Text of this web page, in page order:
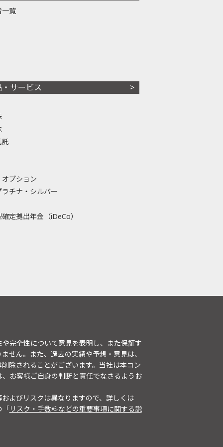
一覧
・サービス
託
プション
ラチナ・シルバー
定拠出年金（iDeCo）
完全性について意見を表明し、また保証す
せん。また、過去の実績や予想・意見は、
除されることがございます。当社は本コン
お客様ご自身の判断と責任でなさるようお
よびリスクは異なりますので、詳しくは
「リスク・手数料などの重要事項に関する説